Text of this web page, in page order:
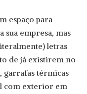
espaço para
sua empresa, mas
letras
de já existirem no
garrafas térmicas
com exterior em